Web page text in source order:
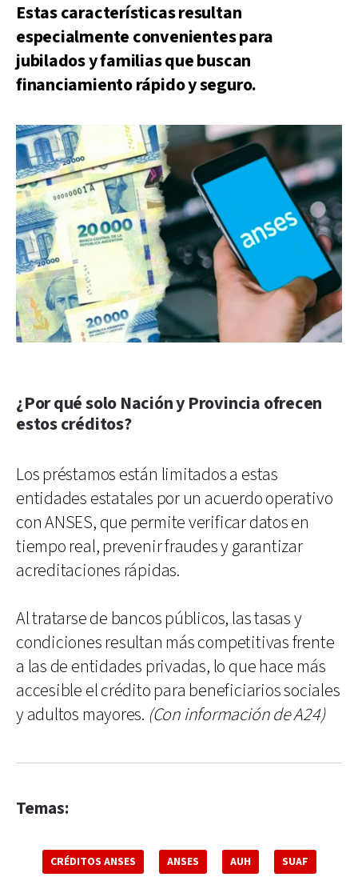
Estas características resultan
especialmente convenientes para
jubilados y familias que buscan
financiamiento rápido y seguro.
¿Por qué solo Nación y Provincia ofrecen
estos créditos?
Los préstamos están limitados a estas
entidades estatales por un acuerdo operativo
con ANSES, que permite verificar datos en
tiempo real, prevenir fraudes y garantizar
acreditaciones rápidas.
Al tratarse de bancos públicos, las tasas y
condiciones resultan más competitivas frente
a las de entidades privadas, lo que hace más
accesible el crédito para beneficiarios sociales
y adultos mayores. (Con información de A24)
Temas:
CRÉDITOS ANSES ANSES AUH SUAF